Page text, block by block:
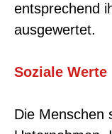
entsprechend
ausgewertet.
Soziale Werte
Die Menschen